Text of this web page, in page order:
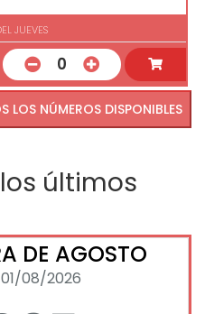
JUEVES
0
VER TODOS LOS NÚMEROS DISPONIBLES
últimos
DE AGOSTO
08/2026